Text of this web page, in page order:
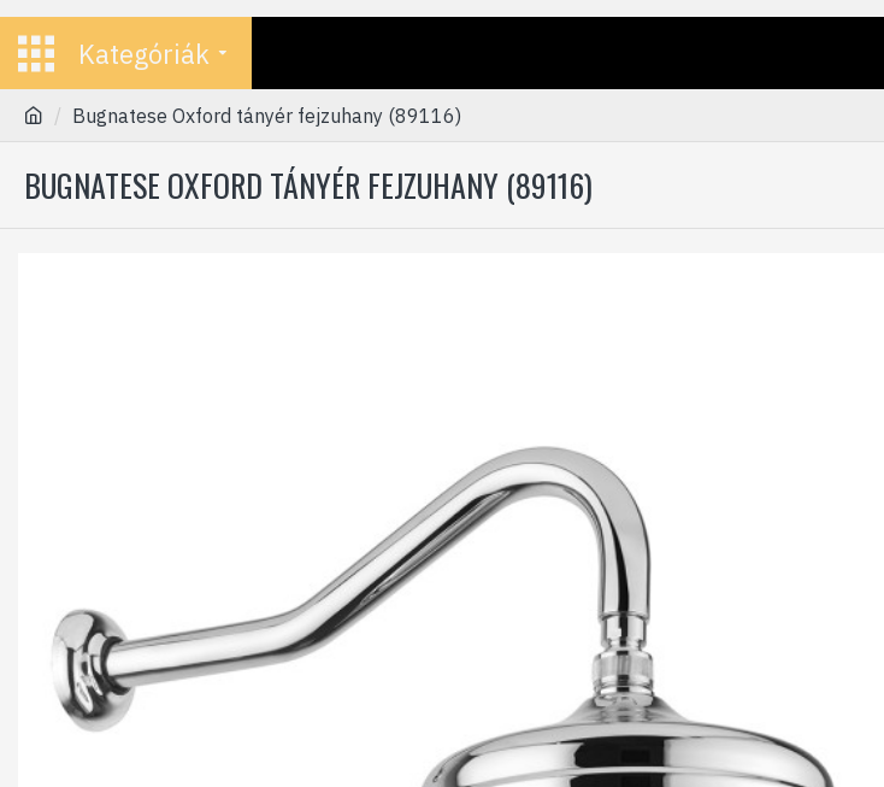
Kategóriák
Bugnatese Oxford tányér fejzuhany (89116)
BUGNATESE OXFORD TÁNYÉR FEJZUHANY (89116)